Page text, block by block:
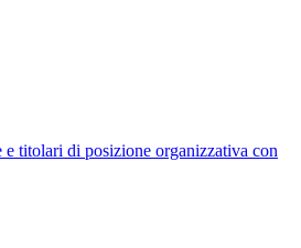
titolari di posizione organizzativa con